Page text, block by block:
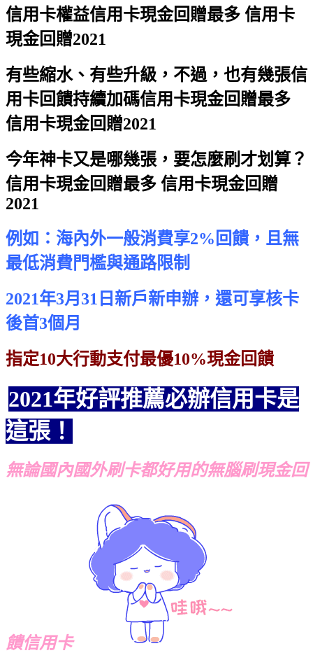
信用卡權益信用卡現金回贈最多 信用卡
現金回贈2021
有些縮水、有些升級，不過，也有幾張信
用卡回饋持續加碼信用卡現金回贈最多
信用卡現金回贈2021
今年神卡又是哪幾張，要怎麼刷才划算？
信用卡現金回贈最多 信用卡現金回贈
2021
例如：海內外一般消費享2%回饋，且無
最低消費門檻與通路限制
2021年3月31日新戶新申辦，還可享核卡
後首3個月
指定10大行動支付最優10%現金回饋
2021年好評推薦必辦信用卡是
這張！
無論國內國外刷卡都好用的無腦刷現金回
饋信用卡